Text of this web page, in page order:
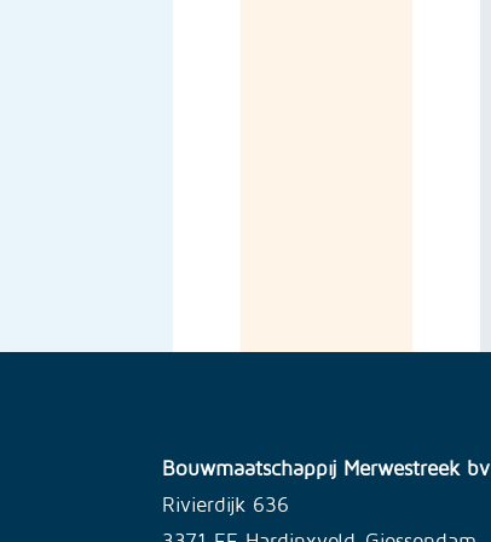
Bouwmaatschappij Merwestreek bv
Rivierdijk 636